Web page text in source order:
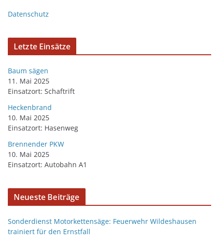
Datenschutz
Letzte Einsätze
Baum sägen
11. Mai 2025
Einsatzort: Schaftrift
Heckenbrand
10. Mai 2025
Einsatzort: Hasenweg
Brennender PKW
10. Mai 2025
Einsatzort: Autobahn A1
Neueste Beiträge
Sonderdienst Motorkettensäge: Feuerwehr Wildeshausen
trainiert für den Ernstfall